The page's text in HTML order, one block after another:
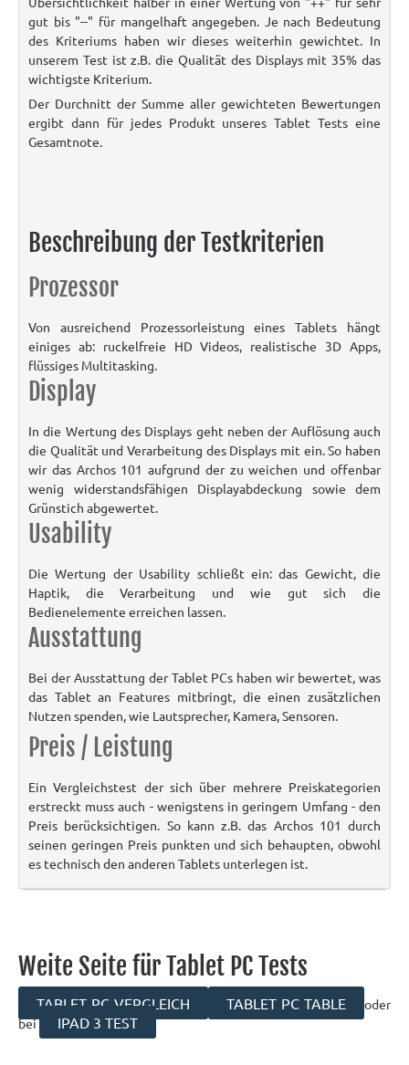
gut bis "--" für mangelhaft angegeben. Je nach Bedeutung
des Kriteriums haben wir dieses weiterhin gewichtet. In
unserem Test ist z.B. die Qualität des Displays mit 35% das
wichtigste Kriterium.
Der Durchnitt der Summe aller gewichteten Bewertungen
ergibt dann für jedes Produkt unseres Tablet Tests eine
Gesamtnote.
Beschreibung der Testkriterien
Prozessor
Von ausreichend Prozessorleistung eines Tablets hängt
einiges ab: ruckelfreie HD Videos, realistische 3D Apps,
flüssiges Multitasking.
Display
In die Wertung des Displays geht neben der Auflösung auch
die Qualität und Verarbeitung des Displays mit ein. So haben
wir das Archos 101 aufgrund der zu weichen und offenbar
wenig widerstandsfähigen Displayabdeckung sowie dem
Grünstich abgewertet.
Usability
Die Wertung der Usability schließt ein: das Gewicht, die
Haptik, die Verarbeitung und wie gut sich die
Bedienelemente erreichen lassen.
Ausstattung
Bei der Ausstattung der Tablet PCs haben wir bewertet, was
das Tablet an Features mitbringt, die einen zusätzlichen
Nutzen spenden, wie Lautsprecher, Kamera, Sensoren.
Preis / Leistung
Ein Vergleichstest der sich über mehrere Preiskategorien
erstreckt muss auch - wenigstens in geringem Umfang - den
Preis berücksichtigen. So kann z.B. das Archos 101 durch
seinen geringen Preis punkten und sich behaupten, obwohl
es technisch den anderen Tablets unterlegen ist.
Weite Seite für Tablet PC Tests
TABLET PC VERGLEICH TABLET PC TABLE
oder
bei
IPAD 3 TEST